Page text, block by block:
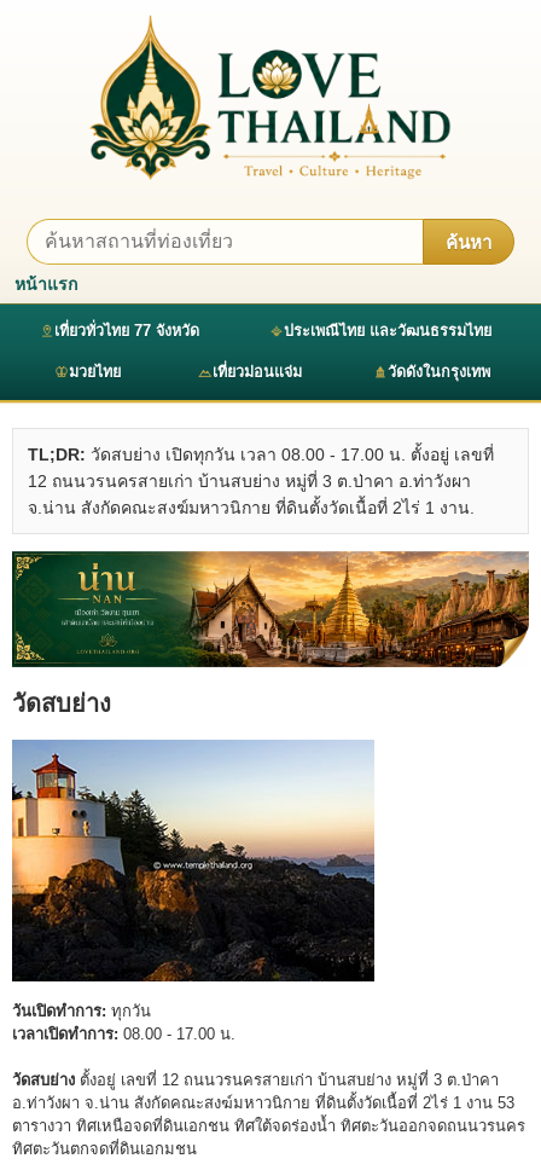
ค้นหา
หน้าแรก
เที่ยวทั่วไทย 77 จังหวัด ประเพณีไทย และวัฒนธรรมไทย
มวยไทย เที่ยวม่อนแจ่ม วัดดังในกรุงเทพ
TL;DR: วัดสบย่าง เปิดทุกวัน เวลา 08.00 - 17.00 น. ตั้งอยู่ เลขที่
12 ถนนวรนครสายเก่า บ้านสบย่าง หมู่ที่ 3 ต.ป่าคา อ.ท่าวังผา
จ.น่าน สังกัดคณะสงฆ์มหาวนิกาย ที่ดินตั้งวัดเนื้อที่ 2ไร่ 1 งาน.
วัดสบย่าง
วันเปิดทำการ: ทุกวัน
เวลาเปิดทำการ: 08.00 - 17.00 น.
วัดสบย่าง ตั้งอยู่ เลขที่ 12 ถนนวรนครสายเก่า บ้านสบย่าง หมู่ที่ 3 ต.ป่าคา
อ.ท่าวังผา จ.น่าน สังกัดคณะสงฆ์มหาวนิกาย ที่ดินตั้งวัดเนื้อที่ 2ไร่ 1 งาน 53
ตารางวา ทิศเหนือจดที่ดินเอกชน ทิศใต้จดร่องน้ำ ทิศตะวันออกจดถนนวรนคร
ทิศตะวันตกจดที่ดินเอกมชน